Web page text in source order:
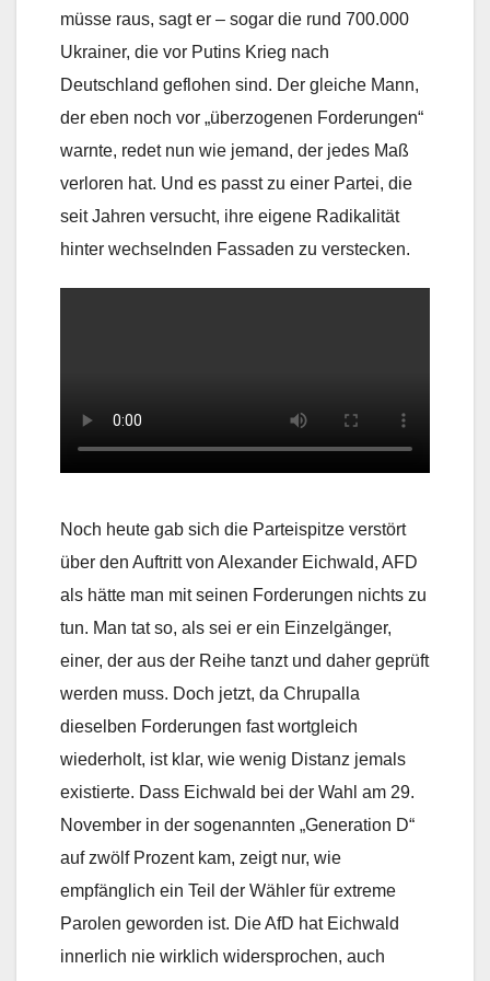
müsse raus, sagt er – sogar die rund 700.000
Ukrainer, die vor Putins Krieg nach
Deutschland geflohen sind. Der gleiche Mann,
der eben noch vor „überzogenen Forderungen“
warnte, redet nun wie jemand, der jedes Maß
verloren hat. Und es passt zu einer Partei, die
seit Jahren versucht, ihre eigene Radikalität
hinter wechselnden Fassaden zu verstecken.
Noch heute gab sich die Parteispitze verstört
über den Auftritt von Alexander Eichwald, AFD
als hätte man mit seinen Forderungen nichts zu
tun. Man tat so, als sei er ein Einzelgänger,
einer, der aus der Reihe tanzt und daher geprüft
werden muss. Doch jetzt, da Chrupalla
dieselben Forderungen fast wortgleich
wiederholt, ist klar, wie wenig Distanz jemals
existierte. Dass Eichwald bei der Wahl am 29.
November in der sogenannten „Generation D“
auf zwölf Prozent kam, zeigt nur, wie
empfänglich ein Teil der Wähler für extreme
Parolen geworden ist. Die AfD hat Eichwald
innerlich nie wirklich widersprochen, auch